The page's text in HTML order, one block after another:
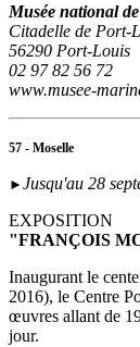
Musée national
Citadelle de Port-
56290 Port-Louis
02 97 82 56 72
www.musee-
57 - Moselle
► Jusqu'au 28
EXPOSITION
"FRANÇOIS
Inaugurant le
2016), le Centre
œuvres allant de
jour.